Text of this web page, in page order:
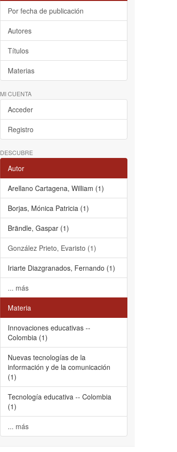
Por fecha de publicación
Autores
Títulos
Materias
MI CUENTA
Acceder
Registro
DESCUBRE
Autor
Arellano Cartagena, William (1)
Borjas, Mónica Patricia (1)
Brändle, Gaspar (1)
González Prieto, Evaristo (1)
Iriarte Diazgranados, Fernando (1)
... más
Materia
Innovaciones educativas --
Colombia (1)
Nuevas tecnologías de la
información y de la comunicación
(1)
Tecnología educativa -- Colombia
(1)
... más